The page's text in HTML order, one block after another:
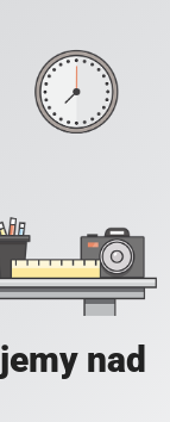
nad